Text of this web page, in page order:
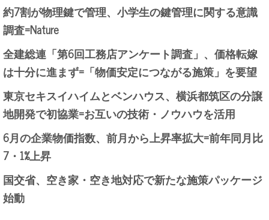
約7割が物理鍵で管理、小学生の鍵管理に関する意識
調査=Nature
全建総連「第6回工務店アンケート調査」、価格転嫁
は十分に進まず=「物価安定につながる施策」を要望
東京セキスイハイムとベンハウス、横浜都筑区の分譲
地開発で初協業=お互いの技術・ノウハウを活用
6月の企業物価指数、前月から上昇率拡大=前年同月比
7・1%上昇
国交省、空き家・空き地対応で新たな施策パッケージ
始動